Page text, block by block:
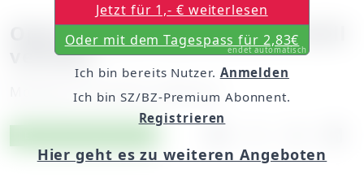
Opel-Fahrerin bei Auffahrunfall
verletzt
Montag, 25. Juli 2011, 00:00 Uhr
Jetzt für 1,- € weiterlesen
Oder mit dem Tagespass für 2,83€
endet automatisch
Ich bin bereits Nutzer. Anmelden
Ich bin SZ/BZ-Premium Abonnent.
Registrieren
Hier geht es zu weiteren Angeboten